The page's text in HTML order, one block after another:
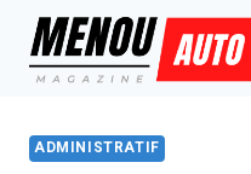
Aller
contenu
ADMINISTRATIF